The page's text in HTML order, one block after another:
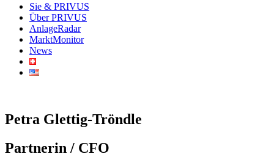
Sie & PRIVUS
Über PRIVUS
AnlageRadar
MarktMonitor
News
Petra Glettig-Tröndle
Partnerin / CFO